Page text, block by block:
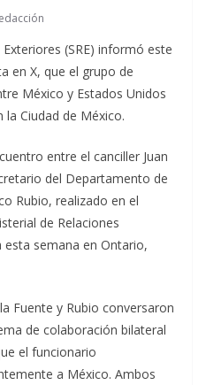
(SRE) informó este
en X, que el grupo de
México y Estados Unidos
Ciudad de México.
entre el canciller Juan
del Departamento de
Rubio, realizado en el
de Relaciones
esta semana en Ontario,
Fuente y Rubio conversaron
de colaboración bilateral
el funcionario
a México. Ambos